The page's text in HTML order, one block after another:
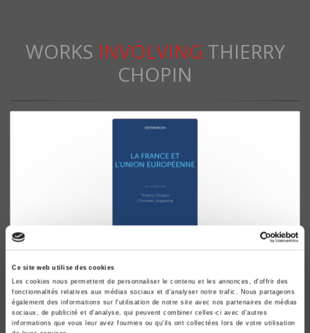
Ce site web utilise des cookies
Les cookies nous permettent de personnaliser le contenu et les annonces, d'offrir des
fonctionnalités relatives aux médias sociaux et d'analyser notre trafic. Nous partageons
également des informations sur l'utilisation de notre site avec nos partenaires de médias
sociaux, de publicité et d'analyse, qui peuvent combiner celles-ci avec d'autres
informations que vous leur avez fournies ou qu'ils ont collectées lors de votre utilisation
WORKS INVOLVING THIERRY
CHOPIN
La France et l'Union européenne
Thierry Chopin, Christian Lequesne